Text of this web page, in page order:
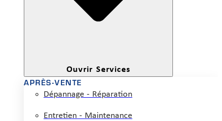
Ouvrir Services
APRÈS-VENTE
Dépannage - Réparation
Entretien - Maintenance